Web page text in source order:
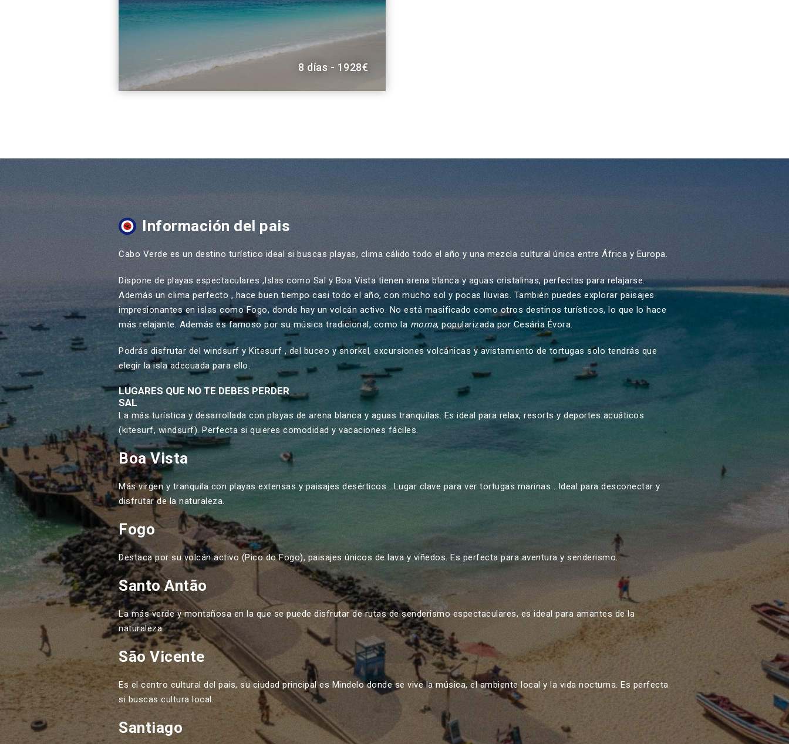
8 días - 1928€
Información del pais
Cabo Verde es un destino turístico ideal si buscas playas, clima cálido todo el año y una mezcla cultural única entre África y Europa.
Dispone de playas espectaculares ,Islas comoSalyBoa Vistatienen arena blanca y aguas cristalinas, perfectas para relajarse.
Además un clima perfecto , hace buen tiempo casi todo el año, con mucho sol y pocas lluvias. También puedes explorar paisajes
impresionantes en islas comoFogo, donde hay un volcán activo. No está masificado como otros destinos turísticos, lo que lo hace
más relajante. Además es famoso por su música tradicional, como la morna, popularizada por Cesária Évora.
Podrás disfrutar del windsurf y Kitesurf , del buceo y snorkel, excursiones volcánicas y avistamiento de tortugas solo tendrás que
elegir la isla adecuada para ello.
LUGARES QUE NO TE DEBES PERDER
SAL
La más turística y desarrollada con playas de arena blanca y aguas tranquilas. Es ideal para relax, resorts y deportes acuáticos
(kitesurf, windsurf). Perfecta si quieres comodidad y vacaciones fáciles.
Boa Vista
Más virgen y tranquila con playas extensas y paisajes desérticos . Lugar clave para ver tortugas marinas . Ideal para desconectar y
disfrutar de la naturaleza.
Fogo
Destaca por su volcán activo (Pico do Fogo), paisajes únicos de lava y viñedos. Es perfecta para aventura y senderismo.
Santo Antão
La más verde y montañosa en la que se puede disfrutar de rutas de senderismo espectaculares, es ideal para amantes de la
naturaleza.
São Vicente
Es el centro cultural del país, su ciudad principal es Mindelo donde se vive la música, el ambiente local y la vida nocturna. Es perfecta
si buscas cultura local.
Santiago